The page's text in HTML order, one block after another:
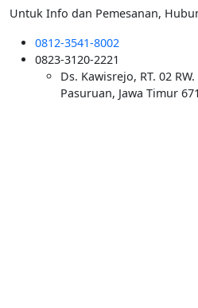
Untuk Info dan Pemesanan,
0812-3541-8002
0823-3120-2221
Ds. Kawisrejo, RT. 02
Pasuruan, Jawa Timur